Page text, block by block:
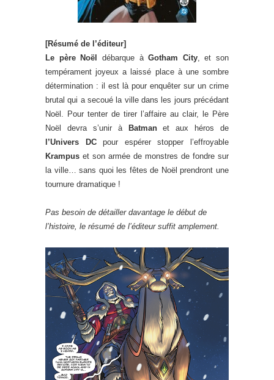
[Résumé de l’éditeur]
Le père Noël
débarque àGotham City, et son
tempérament joyeux a laissé place à une sombre
détermination : il est là pour enquêter sur un crime
brutal qui a secoué la ville dans les jours précédant
Noël. Pour tenter de tirer l’affaire au clair, le Père
Noël devra s’unir à
Batmanet aux héros de
l’Univers DCpour espérer stopper l’effroyable
Krampus et son armée de monstres de fondre sur
la ville… sans quoi les fêtes de Noël prendront une
tournure dramatique !
Pas besoin de détailler davantage le début de
l’histoire, le résumé de l’éditeur suffit amplement.